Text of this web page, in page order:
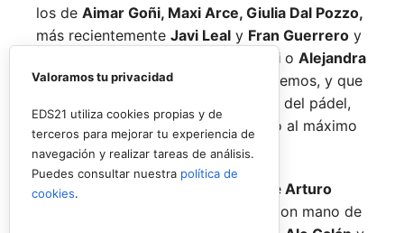
los de Aimar Goñi, Maxi Arce, Giulia Dal Pozzo,
más recientemente Javi Leal y Fran Guerrero y
Miguel Lamperti o Alejandra
Salazar,a los que siempre recordaremos, y que
están en su etapa más «disfrutona» del pádel,
pensando más en vivir cada partido al máximo
que en los puntos o los títulos.
No por ello hemos de olvidarnos de Arturo
que rigen con mano de
Valoramos tu privacidad
EDS21 utiliza cookies propias y de
terceros para mejorar tu experiencia de
navegación y realizar tareas de análisis.
Puedes consultar nuestra política de
cookies.